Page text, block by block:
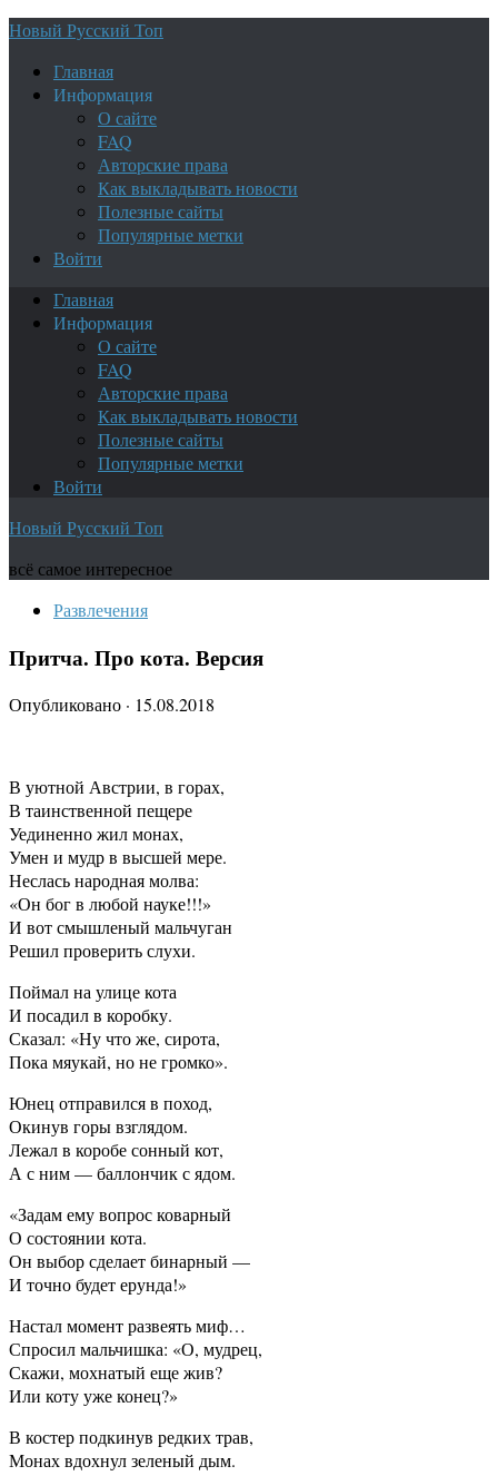
Новый Русский Топ
Главная
Информация
О сайте
FAQ
Авторские права
Как выкладывать новости
Полезные сайты
Популярные метки
Войти
Главная
Информация
О сайте
FAQ
Авторские права
Как выкладывать новости
Полезные сайты
Популярные метки
Войти
Новый Русский Топ
всё самое интересное
Развлечения
Притча. Про кота. Версия
Опубликовано · 15.08.2018
В уютной Австрии, в горах,
В таинственной пещере
Уединенно жил монах,
Умен и мудр в высшей мере.
Неслась народная молва:
«Он бог в любой науке!!!»
И вот смышленый мальчуган
Решил проверить слухи.
Поймал на улице кота
И посадил в коробку.
Сказал: «Ну что же, сирота,
Пока мяукай, но не громко».
Юнец отправился в поход,
Окинув горы взглядом.
Лежал в коробе сонный кот,
А с ним — баллончик с ядом.
«Задам ему вопрос коварный
О состоянии кота.
Он выбор сделает бинарный —
И точно будет ерунда!»
Настал момент развеять миф…
Спросил мальчишка: «О, мудрец,
Скажи, мохнатый еще жив?
Или коту уже конец?»
В костер подкинув редких трав,
Монах вдохнул зеленый дым.